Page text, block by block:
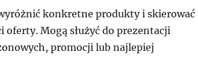
konkretne produkty i skierować
oferty. Mogą służyć do prezentacji
promocji lub najlepiej